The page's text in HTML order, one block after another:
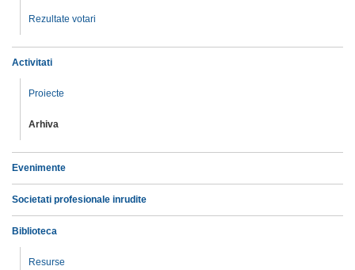
Rezultate votari
Activitati
Proiecte
Arhiva
Evenimente
Societati profesionale inrudite
Biblioteca
Resurse